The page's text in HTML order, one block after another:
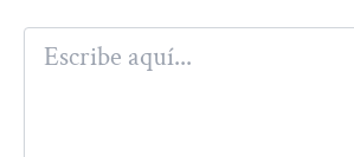
Escribe
aquí...